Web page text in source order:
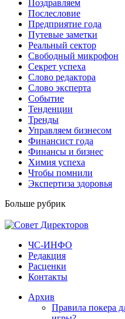
Поздравляем
Послесловие
Предприятие года
Путевые заметки
Реальный сектор
Свободный микрофон
Секрет успеха
Слово редактора
Слово эксперта
Событие
Тенденции
Тренды
Управляем бизнесом
Финансист года
Финансы и бизнес
Химия успеха
Чтобы помнили
Экспертиза здоровья
Больше рубрик
ЧС-ИНФО
Редакция
Расценки
Контакты
Архив
Правила покера